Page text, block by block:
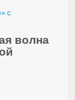
волна